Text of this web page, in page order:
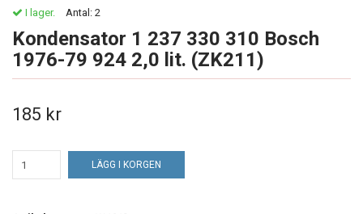
I lager. Antal: 2
Kondensator 1 237 330 310 Bosch
1976-79 924 2,0 lit. (ZK211)
185 kr
LÄGG I KORGEN